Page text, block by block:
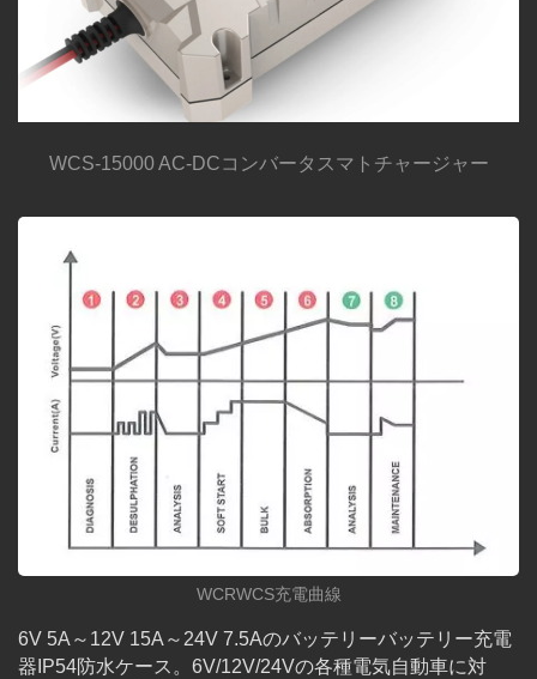
WCS-15000 AC-DCコンバータスマトチャージャー
WCRWCS充電曲線
6V 5A～12V 15A～24V 7.5Aのバッテリーバッテリー充電
器IP54防水ケース。6V/12V/24Vの各種電気自動車に対